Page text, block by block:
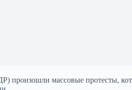
произошли массовые протесты,